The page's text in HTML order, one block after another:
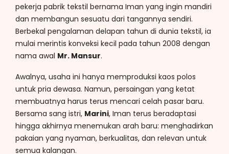
pekerja pabrik tekstil bernama Iman yang ingin mandiri
dan membangun sesuatu dari tangannya sendiri.
Berbekal pengalaman delapan tahun di dunia tekstil, ia
mulai merintis konveksi kecil pada tahun 2008 dengan
nama awal Mr. Mansur.
Awalnya, usaha ini hanya memproduksi kaos polos
untuk pria dewasa. Namun, persaingan yang ketat
membuatnya harus terus mencari celah pasar baru.
Bersama sang istri, Marini, Iman terus beradaptasi
hingga akhirnya menemukan arah baru: menghadirkan
pakaian yang nyaman, berkualitas, dan relevan untuk
semua kalangan.